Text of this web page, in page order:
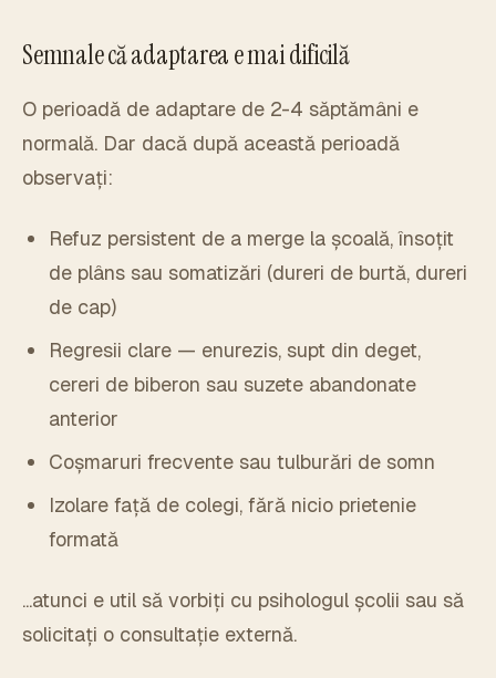
Semnale că adaptarea e mai dificilă
O perioadă de adaptare de 2-4 săptămâni e
normală. Dar dacă după această perioadă
observați:
Refuz persistent de a merge la școală, însoțit
de plâns sau somatizări (dureri de burtă, dureri
de cap)
Regresii clare — enurezis, supt din deget,
cereri de biberon sau suzete abandonate
anterior
Coșmaruri frecvente sau tulburări de somn
Izolare față de colegi, fără nicio prietenie
formată
...atunci e util să vorbiți cu psihologul școlii sau să
solicitați o consultație externă.